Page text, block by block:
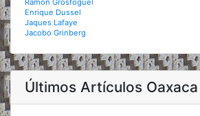
Ramón Grosfoguel
Enrique Dussel
Jaques Lafaye
Jacobo Grinberg
Últimos Artículos Oaxaca